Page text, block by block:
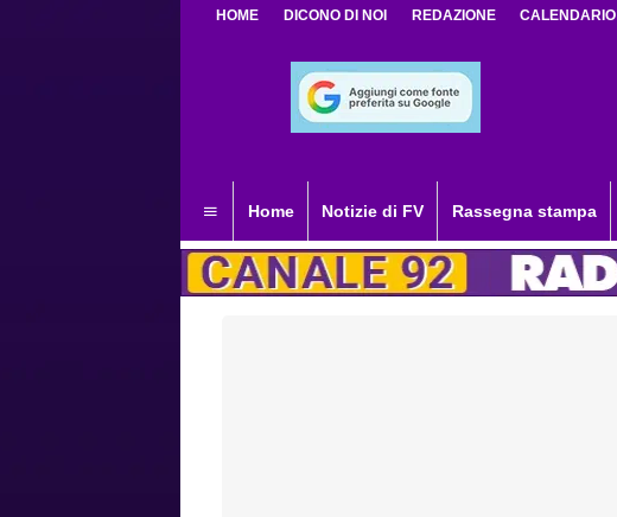
HOME DICONO DI NOI REDAZIONE CALENDARIO
Home Notizie di FV Rassegna stampa